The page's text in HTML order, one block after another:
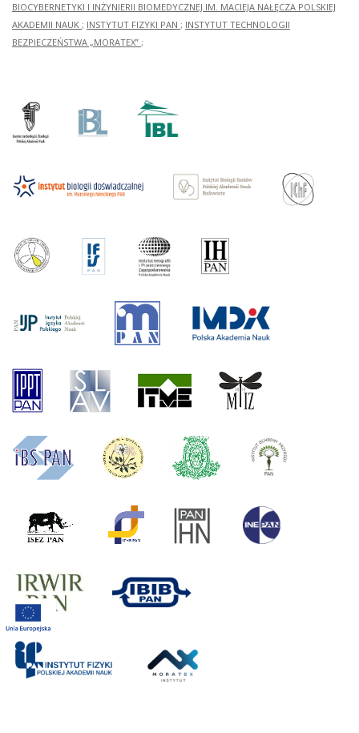
BIOCYBERNETYKI I INŻYNIERII BIOMEDYCZNEJ IM. MACIEJA NAŁĘCZA POLSKIEJ
AKADEMII NAUK ; INSTYTUT FIZYKI PAN ; INSTYTUT TECHNOLOGII
BEZPIECZEŃSTWA „MORATEX” ;